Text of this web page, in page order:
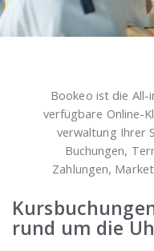
Bookeo ist die
verfügbare Online-
verwaltung Ihrer
Buchungen,
Zahlungen,
rund um die